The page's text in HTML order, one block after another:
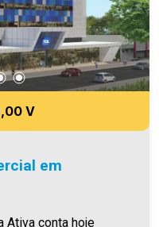
V
em